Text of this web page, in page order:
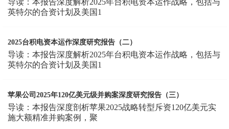
导读：本报告深度解析2025年台积电资本运作战略，包括与
英特尔的合资计划及美国1
2025台积电资本运作深度研究报告（二）
导读：本报告深度解析2025年台积电资本运作战略，包括与
英特尔的合资计划及美国1
苹果公司2025年120亿美元级并购案深度研究报告（三）
导读：本报告深度剖析苹果2025战略转型斥资120亿美元实
施大额精准并购案例，聚